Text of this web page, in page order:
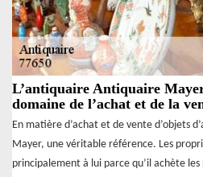
L’antiquaire Antiquaire
domaine de l’achat et de la
En matière d’achat et de vente d’objets
Mayer, une véritable référence. Les
principalement à lui parce qu’il achète